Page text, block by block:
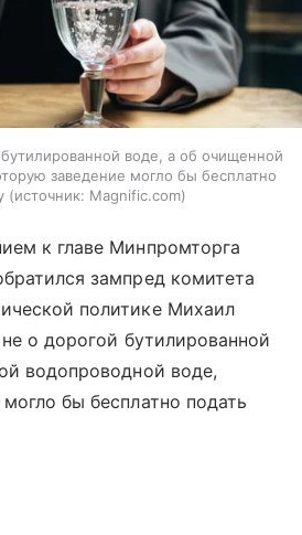
воде, а об очищенной
заведение могло бы бесплатно
источник: Magnific.com
к главе Минпромторга
зампред комитета
политике Михаил
о дорогой бутилированной
водопроводной воде,
бы бесплатно подать